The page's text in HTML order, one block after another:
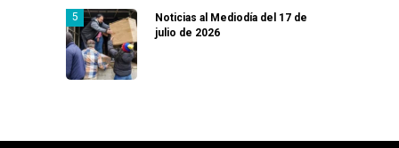
Noticias al Mediodía del 17 de
julio de 2026